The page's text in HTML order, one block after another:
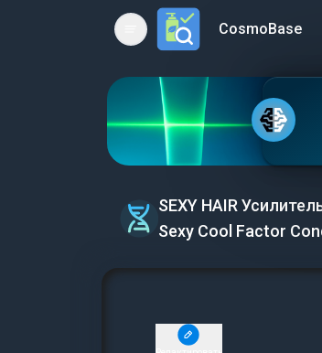
Open main menuCosmoBase
SEXY HAIR
Sexy Cool Factor